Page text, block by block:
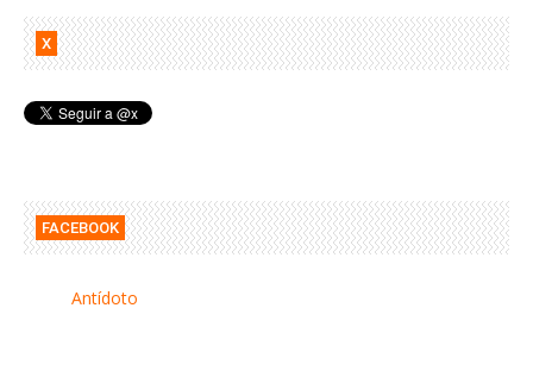
X
FACEBOOK
Antídoto